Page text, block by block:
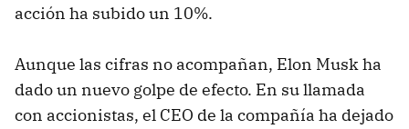
acción ha subido un 10%.
Aunque las cifras no acompañan, Elon Musk ha
dado un nuevo golpe de efecto. En su llamada
con accionistas, el CEO de la compañía ha dejado